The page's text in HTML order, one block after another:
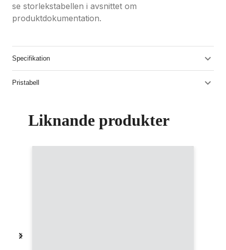
se storlekstabellen i avsnittet om
produktdokumentation.
Specifikation
Pristabell
Liknande produkter